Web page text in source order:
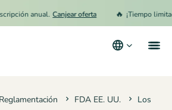
anual. Canjear oferta 🔥 ¡Tiempo limitado!
FDA EE. UU.
Los